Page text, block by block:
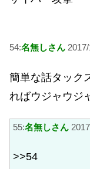
54:名無しさん
簡単な話タック
ればウジャウジ
55:名無しさん
>>54